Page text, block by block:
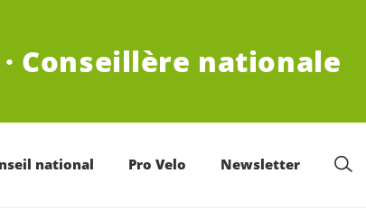
Conseillère nationale
national Pro Velo Newsletter